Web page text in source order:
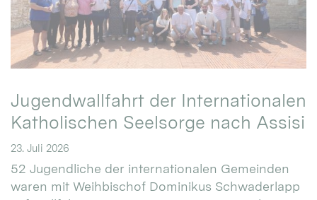
Jugendwallfahrt der Internationalen
Katholischen Seelsorge nach Assisi
23. Juli 2026
52 Jugendliche der internationalen Gemeinden
waren mit Weihbischof Dominikus Schwaderlapp